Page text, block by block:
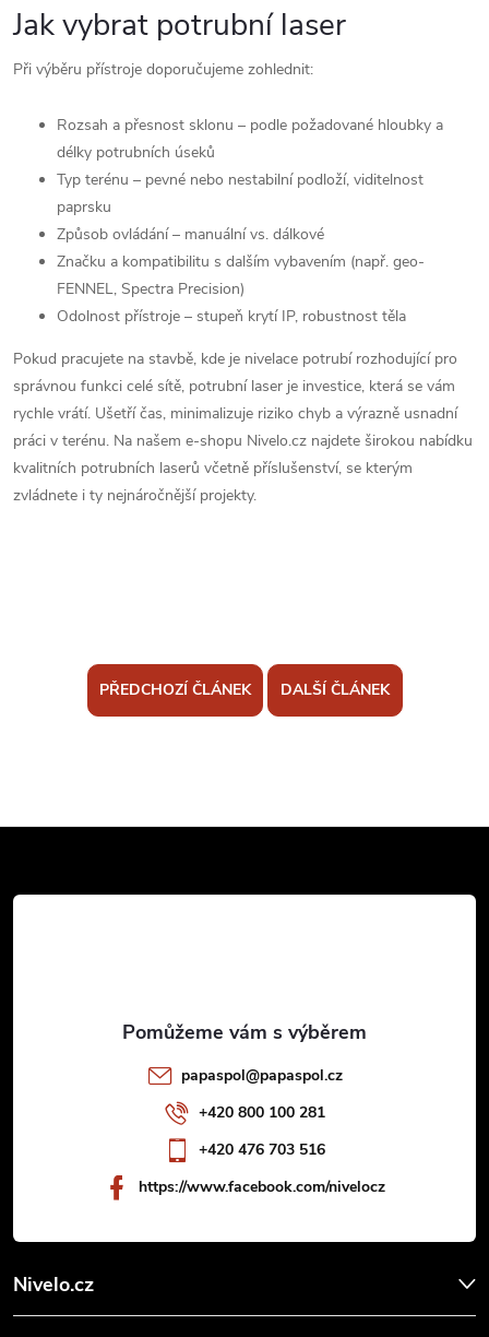
Jak vybrat potrubní laser
Při výběru přístroje doporučujeme zohlednit:
Rozsah a přesnost sklonu – podle požadované hloubky a
délky potrubních úseků
Typ terénu – pevné nebo nestabilní podloží, viditelnost
paprsku
Způsob ovládání – manuální vs. dálkové
Značku a kompatibilitu s dalším vybavením (např. geo-
FENNEL, Spectra Precision)
Odolnost přístroje – stupeň krytí IP, robustnost těla
Pokud pracujete na stavbě, kde je nivelace potrubí rozhodující pro
správnou funkci celé sítě, potrubní laser je investice, která se vám
rychle vrátí. Ušetří čas, minimalizuje riziko chyb a výrazně usnadní
práci v terénu. Na našem e-shopu Nivelo.cz najdete širokou nabídku
kvalitních potrubních laserů včetně příslušenství, se kterým
zvládnete i ty nejnáročnější projekty.
PŘEDCHOZÍ ČLÁNEK DALŠÍ ČLÁNEK
á
Nivelo.cz
papaspol@papaspol.cz
+420 800 100 281
+420 476 703 516
https://www.facebook.com/nivelocz